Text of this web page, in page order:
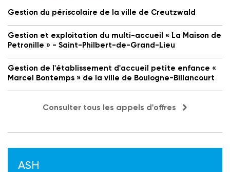
Gestion du périscolaire de la ville de Creutzwald
Gestion et exploitation du multi-accueil « La Maison de
Petronille » - Saint-Philbert-de-Grand-Lieu
Gestion de l'établissement d'accueil petite enfance «
Marcel Bontemps » de la ville de Boulogne-Billancourt
Consulter tous les appels d'offres
ASH